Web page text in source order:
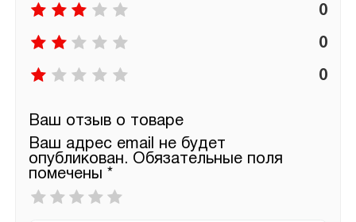
0
0
0
Ваш отзыв о товаре
Ваш адрес email не будет
опубликован. Обязательные поля
помечены *
Ваша
оценка